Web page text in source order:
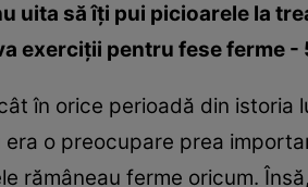
uita să îţi pui picioarele la
exerciţii pentru fese ferme
în orice perioadă din
era o preocupare prea
rămâneau ferme oricum.